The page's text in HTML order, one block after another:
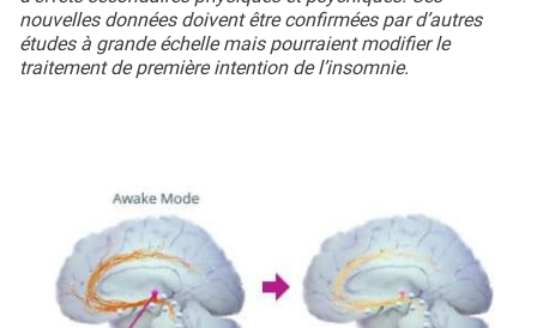
nouvelles données doivent être confirmées par d’autres
études à grande échelle mais pourraient modifier le
traitement de première intention de l’insomnie.